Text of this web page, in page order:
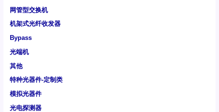
网管型交换机
机架式光纤收发器
Bypass
光端机
其他
特种光器件-定制类
模拟光器件
光电探测器